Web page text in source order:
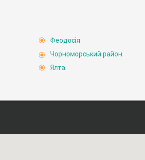
Феодосія
Чорноморський район
Ялта